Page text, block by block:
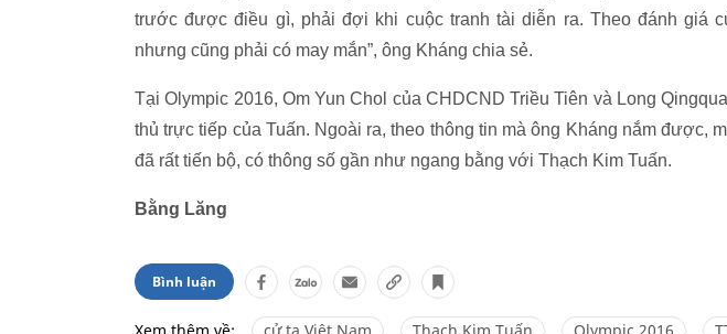
trước được điều gì, phải đợi khi cuộc tranh tài diễn ra. Theo đánh giá
nhưng cũng phải có may mắn”, ông Kháng chia sẻ.
Tại Olympic 2016, Om Yun Chol của CHDCND Triều Tiên và Long
thủ trực tiếp của Tuấn. Ngoài ra, theo thông tin mà ông Kháng nắm được,
đã rất tiến bộ, có thông số gần như ngang bằng với Thạch Kim Tuấn.
Bằng Lăng
Bình luận